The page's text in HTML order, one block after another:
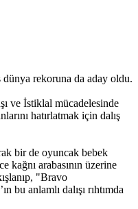
dünya rekoruna da aday oldu.
ve İstiklal mücadelesinde
hatırlatmak için dalış
bir de oyuncak bebek
kağnı arabasının üzerine
"Bravo
bu anlamlı dalışı rıhtımda